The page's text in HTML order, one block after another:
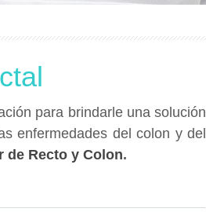
para brindarle una solución
enfermedades del colon y del
de Recto y Colon.